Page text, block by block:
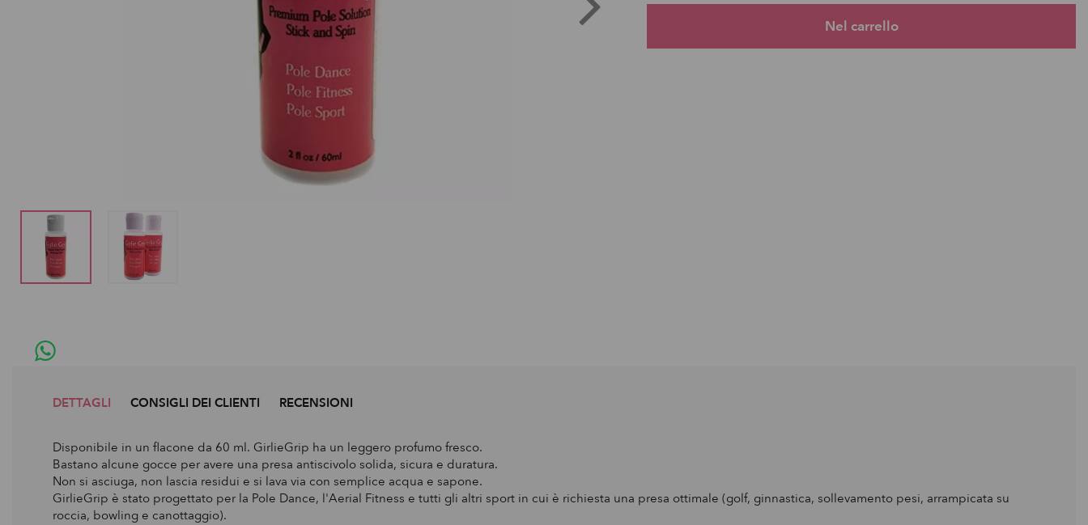
DETTAGLI CONSIGLI DEI CLIENTI RECENSIONI
Disponibile in un flacone da 60 ml. GirlieGrip ha un leggero profumo fresco.
Bastano alcune gocce per avere una presa antiscivolo solida, sicura e duratura.
Non si asciuga, non lascia residui e si lava via con semplice acqua e sapone.
GirlieGrip è stato progettato per la Pole Dance, l'Aerial Fitness e tutti gli altri sport in cui è richiesta una presa ottimale (golf, ginnastica, sollevamento pesi, arrampicata su
roccia, bowling e canottaggio).